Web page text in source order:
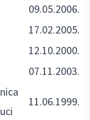
09.05.2006.
17.02.2005.
12.10.2000.
07.11.2003.
11.06.1999.